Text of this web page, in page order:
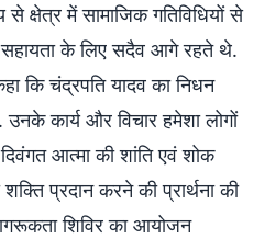
में सामाजिक गतिविधियों से
के लिए सदैव आगे रहते थे.
कि चंद्रपति यादव का निधन
कार्य और विचार हमेशा लोगों
आत्मा की शांति एवं शोक
प्रदान करने की प्रार्थना की
शिविर का आयोजन